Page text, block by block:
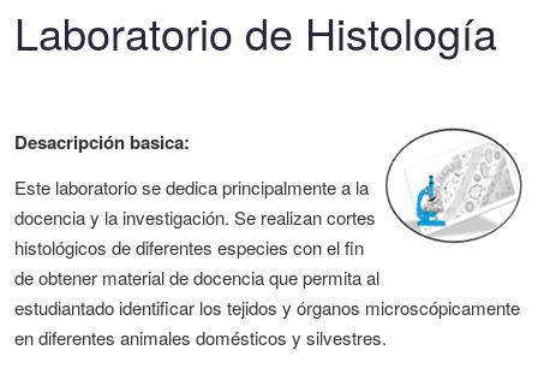
Laboratorio de Histología
Desacripción basica:
Este laboratorio se dedica principalmente a la
docencia y la investigación. Se realizan cortes
histológicos de diferentes especies con el fin
de obtener material de docencia que permita al
estudiantado identificar los tejidos y órganos microscópicamente
en diferentes animales domésticos y silvestres.